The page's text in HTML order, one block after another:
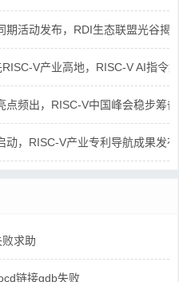
期活动发布，RDI生态联盟光谷揭
V产业高地，RISC-V AI指令
点频出，RISC-V中国峰会稳步筹
动，RISC-V产业专利导航成果发
求助
链接gdb失败